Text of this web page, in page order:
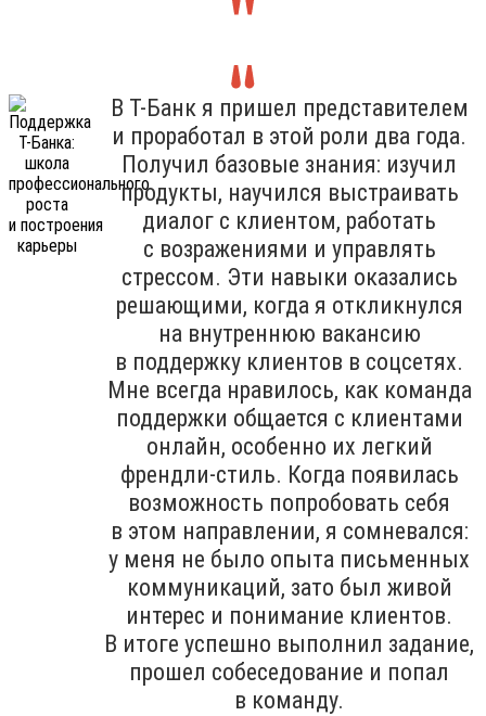
В Т-Банк я пришел представителем
и проработал в этой роли два года.
Получил базовые знания: изучил
продукты, научился выстраивать
диалог с клиентом, работать
с возражениями и управлять
стрессом. Эти навыки оказались
решающими, когда я откликнулся
на внутреннюю вакансию
в поддержку клиентов в соцсетях.
Мне всегда нравилось, как команда
поддержки общается с клиентами
онлайн, особенно их легкий
френдли-стиль. Когда появилась
возможность попробовать себя
в этом направлении, я сомневался:
у меня не было опыта письменных
коммуникаций, зато был живой
интерес и понимание клиентов.
В итоге успешно выполнил задание,
прошел собеседование и попал
в команду.